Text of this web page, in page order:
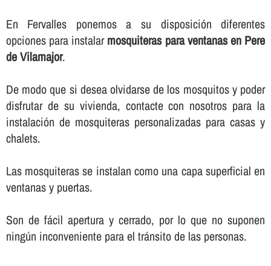
En Fervalles ponemos a su disposición diferentes
opciones para instalarmosquiteras para ventanas en Pere
de Vilamajor.
De modo que si desea olvidarse de los mosquitos y poder
disfrutar de su vivienda, contacte con nosotros para la
instalación de mosquiteras personalizadas para casas y
chalets.
Las mosquiteras se instalan como una capa superficial en
ventanas y puertas.
Son de fácil apertura y cerrado, por lo que no suponen
ningún inconveniente para el tránsito de las personas.